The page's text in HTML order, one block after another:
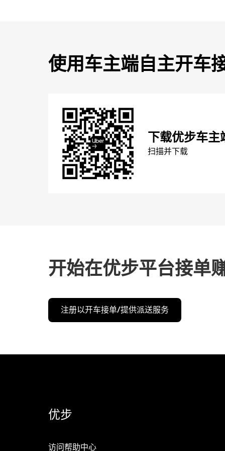
使用车主端自主开车
下载优步车主
扫描并下载
开始在优步平台接单
注册以开车接单/提供派送服务
优步
访问帮助中心